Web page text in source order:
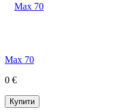
Max 70
0 €
Купити